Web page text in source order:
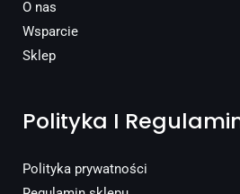
O nas
Wsparcie
Sklep
Polityka I
Polityka prywatności